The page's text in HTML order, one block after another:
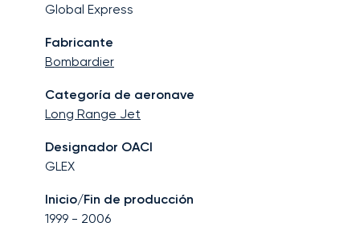
Global Express
Fabricante
Bombardier
Categoría de aeronave
Long Range Jet
Designador OACI
GLEX
Inicio/Fin de producción
1999 - 2006